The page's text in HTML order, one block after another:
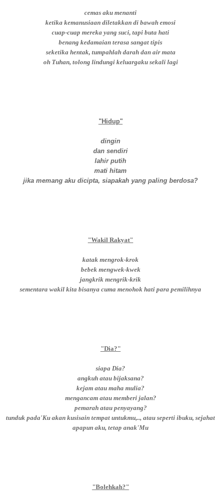
cemas aku menanti
ketika kemanusiaan diletakkan di bawah emosi
cuap-cuap mereka yang suci, tapi buta hati
benang kedamaian terasa sangat tipis
seketika hentak, tumpahlah darah dan air mata
oh Tuhan, tolong lindungi keluargaku sekali lagi
"Hidup"
dingin
dan sendiri
lahir putih
mati hitam
jika memang aku dicipta, siapakah yang paling berdosa?
"Wakil Rakyat"
katak mengrok-krok
bebek mengwek-kwek
jangkrik mengrik-krik
sementara wakil kita bisanya cuma menohok hati para pemilihnya
"Dia?"
siapa Dia?
angkuh atau bijaksana?
kejam atau maha mulia?
mengancam atau memberi jalan?
pemarah atau penyayang?
tunduk pada'Ku akan kusisain tempat untukmu,.., atau seperti ibuku, sejahat
apapun aku, tetap anak'Mu
"Bolehkah?"